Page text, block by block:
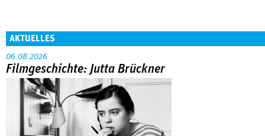
AKTUELLES
06.08.2026
Filmgeschichte: Jutta Brückner